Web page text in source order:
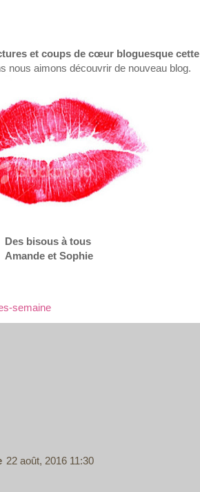
ures et coups de cœur bloguesque cette
nous aimons découvrir de nouveau blog.
Des bisous à tous
Amande et Sophie
semaine
22 août, 2016 11:30